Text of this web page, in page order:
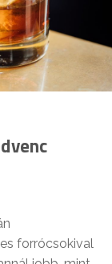
forrócsokival